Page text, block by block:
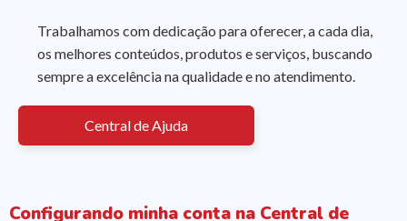
Trabalhamos com dedicação para oferecer, a cada dia,
os melhores conteúdos, produtos e serviços, buscando
sempre a excelência na qualidade e no atendimento.
Central de Ajuda
Configurando minha conta na Central de